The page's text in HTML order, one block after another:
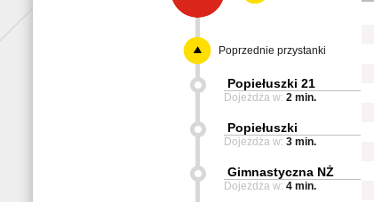
Poprzednie przystanki
Popiełuszki 21
Dojeżdża w: 2 min.
Popiełuszki
Dojeżdża w: 3 min.
Gimnastyczna NŻ
Dojeżdża w: 4 min.